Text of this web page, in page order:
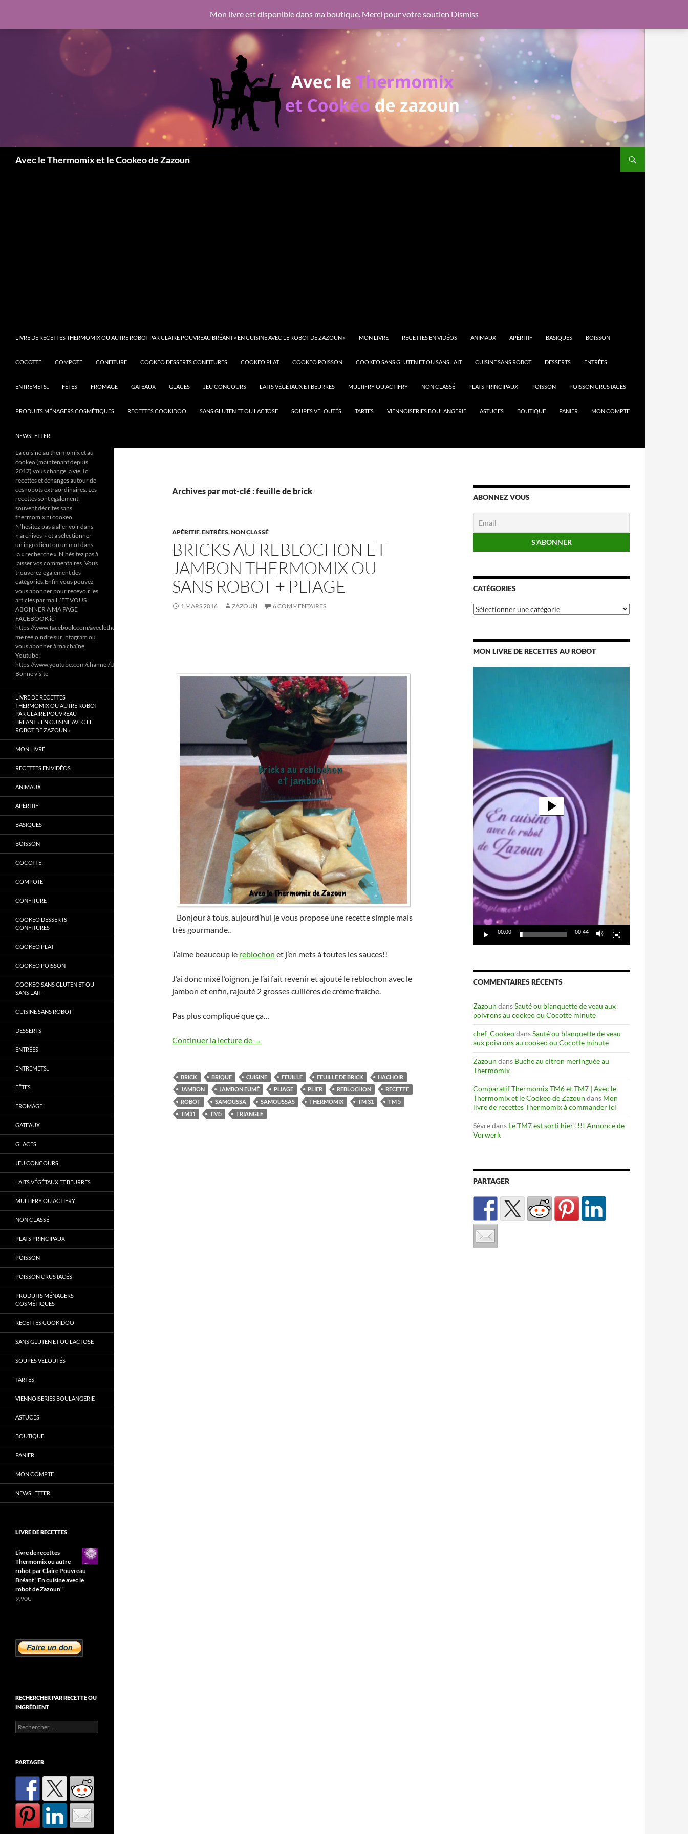
au
Avec le Thermomix et le Cookeo de Zazoun
LIVRE DE RECETTES THERMOMIX OU AUTRE ROBOT PAR CLAIRE POUVREAU BRÉANT « EN CUISINE AVEC LE ROBOT DE ZAZOUN » MON LIVRE RECETTES EN VIDÉOS ANIMAUX APÉRITIF BASIQUES BOISSON
COCOTTE COMPOTE CONFITURE COOKEO DESSERTS CONFITURES COOKEO PLAT COOKEO POISSON COOKEO SANS GLUTEN ET OU SANS LAIT CUISINE SANS ROBOT DESSERTS ENTRÉES
ENTREMETS.. FÊTES FROMAGE GATEAUX GLACES JEU CONCOURS LAITS VÉGÉTAUX ET BEURRES MULTIFRY OU ACTIFRY NON CLASSÉ PLATS PRINCIPAUX POISSON POISSON CRUSTACÉS
PRODUITS MÉNAGERS COSMÉTIQUES RECETTES COOKIDOO SANS GLUTEN ET OU LACTOSE SOUPES VELOUTÉS TARTES VIENNOISERIES BOULANGERIE ASTUCES BOUTIQUE PANIER MON COMPTE
NEWSLETTER
Archives par mot-clé : feuille de brick
APÉRITIF,ENTRÉES,NON CLASSÉ
BRICKS AU REBLOCHON ET
JAMBON THERMOMIX OU
SANS ROBOT + PLIAGE
1 MARS 2016 ZAZOUN 6 COMMENTAIRES
Bonjour à tous, aujourd’hui je vous propose une recette simple mais
très gourmande..
J’aime beaucoup le reblochon et j’en mets à toutes les sauces!!
J’ai donc mixé l’oignon, je l’ai fait revenir et ajouté le reblochon avec le
jambon et enfin, rajouté 2 grosses cuillères de crème fraîche.
Pas plus compliqué que ça…
Continuer la lecture de Bricks au reblochon et jambon Thermomix ou sans robot + pliage
→
BRICK BRIQUE CUISINE FEUILLE FEUILLE DE BRICK
HACHOIR
JAMBON
JAMBON FUMÉ PLIAGE PLIER REBLOCHON
RECETTE
ROBOT
SAMOUSSA SAMOUSSAS THERMOMIX TM 31
TM 5
TM31
TM5 TRIANGLE
ABONNEZ VOUS
CATÉGORIES
Catégories
MON LIVRE DE RECETTES AU ROBOT
00:00 00:44
COMMENTAIRES RÉCENTS
Zazoun dansSauté ou blanquette de veau aux
poivrons au cookeo ou Cocotte minute
chef_CookeodansSauté ou blanquette de veau
aux poivrons au cookeo ou Cocotte minute
Zazoun dans Buche au citron meringuée au
Thermomix
Comparatif Thermomix TM6 et TM7 | Avec le
Thermomix et le Cookeo de Zazoun dans Mon
livre de recettes Thermomix à commander ici
Sèvredans Le TM7 est sorti hier !!!! Annonce de
Vorwerk
PARTAGER
La cuisine au thermomix et au
cookeo (maintenant depuis
2017) vous change la vie. Ici
recettes et échanges autour de
ces robots extraordinaires. Les
recettes sont également
souvent décrites sans
thermomix ni cookeo.
N’hésitez pas à aller voir dans
« archives » et à sélectionner
un ingrédient ou un mot dans
la « recherche ». N’hésitez pas à
laisser vos commentaires. Vous
trouverez également des
catégories.Enfin vous pouvez
vous abonner pour recevoir les
articles par mail..’ET VOUS
ABONNER A MA PAGE
FACEBOOK ici
https://www.facebook.com/aveclethermomixetcookeodezazoun/
me reejoindre sur intagram ou
vous abonner à ma chaîne
Youtube :
https://www.youtube.com/channel/UC6Pa6dF808fmGjZ5MMlrtaA
Bonne visite
LIVRE DE RECETTES
THERMOMIX OU AUTRE ROBOT
PAR CLAIRE POUVREAU
BRÉANT « EN CUISINE AVEC LE
ROBOT DE ZAZOUN »
MON LIVRE
RECETTES EN VIDÉOS
ANIMAUX
APÉRITIF
BASIQUES
BOISSON
COCOTTE
COMPOTE
CONFITURE
COOKEO DESSERTS
CONFITURES
COOKEO PLAT
COOKEO POISSON
COOKEO SANS GLUTEN ET OU
SANS LAIT
CUISINE SANS ROBOT
DESSERTS
ENTRÉES
ENTREMETS..
FÊTES
FROMAGE
GATEAUX
GLACES
JEU CONCOURS
LAITS VÉGÉTAUX ET BEURRES
MULTIFRY OU ACTIFRY
NON CLASSÉ
PLATS PRINCIPAUX
POISSON
POISSON CRUSTACÉS
PRODUITS MÉNAGERS
COSMÉTIQUES
RECETTES COOKIDOO
SANS GLUTEN ET OU LACTOSE
SOUPES VELOUTÉS
TARTES
VIENNOISERIES BOULANGERIE
ASTUCES
BOUTIQUE
PANIER
MON COMPTE
NEWSLETTER
LIVRE DE RECETTES
Livre de recettes
Thermomix ou autre
robot par Claire Pouvreau
Bréant "En cuisine avec le
robot de Zazoun"
9,90€
RECHERCHER PAR RECETTE OU
INGRÉDIENT
Rechercher :
PARTAGER
Mon livre est disponible dans ma boutique. Merci pour votre soutien Dismiss